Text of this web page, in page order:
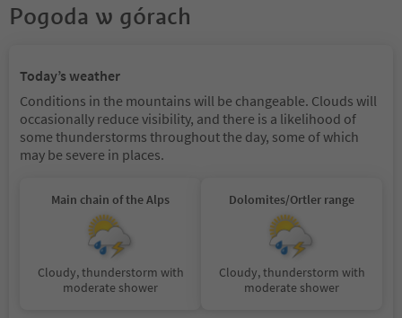
Pogoda w górach
Today’s weather
Conditions in the mountains will be changeable. Clouds will
occasionally reduce visibility, and there is a likelihood of
some thunderstorms throughout the day, some of which
may be severe in places.
Main chain of the Alps
Cloudy, thunderstorm with
moderate shower
Dolomites/Ortler range
Cloudy, thunderstorm with
moderate shower